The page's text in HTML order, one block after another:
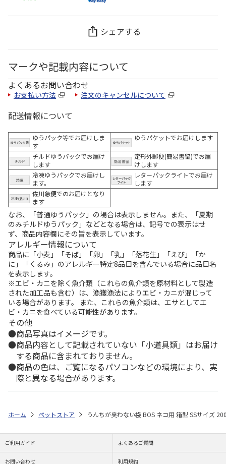
シェアする
マークや記載内容について
よくあるお問い合わせ
お支払い方法 注文のキャンセルについて
配送情報について
ゆうパック等でお届けしま
す
ゆうパケットでお届けします
チルドゆうパックでお届け
します
定形外郵便(簡易書留)でお届
けします
冷凍ゆうパックでお届けし
ます。
レターパックライトでお届け
します
佐川急便でのお届けとなり
ます
なお、「普通ゆうパック」の場合は表示しません。また、「夏期
のみチルドゆうパック」などとなる場合は、記号での表示はせ
ず、商品内容欄にその旨を表示しています。
アレルギー情報について
商品に「小麦」「そば」「卵」「乳」「落花生」「えび」「か
に」「くるみ」のアレルギー特定8品目を含んでいる場合に品目名
を表示します。
※エビ・カニを除く魚介類（これらの魚介類を原材料として製造
された加工品も含む）は、漁獲漁法によりエビ・カニが混じって
いる場合があります。 また、これらの魚介類は、エサとしてエ
ビ・カニを食べている可能性があります。
その他
商品写真はイメージです。
商品内容として記載されていない「小道具類」はお届け
する商品に含まれておりません。
商品の色は、ご覧になるパソコンなどの環境により、実
際と異なる場合があります。
ホーム ペットストア うんちが臭わない袋 BOS ネコ用 箱型 SSサイズ
ご利用ガイド よくあるご質問
お問い合わせ 利用規約